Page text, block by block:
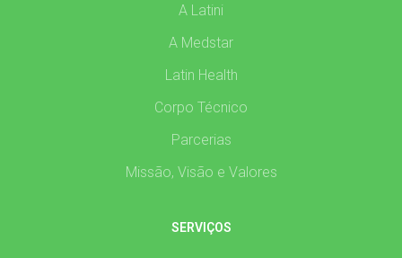
A Latini
A Medstar
Latin Health
Corpo Técnico
Parcerias
Missão, Visão e Valores
SERVIÇOS